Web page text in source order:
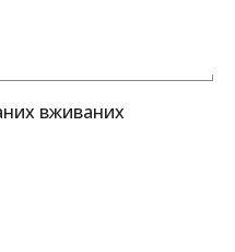
вживаних